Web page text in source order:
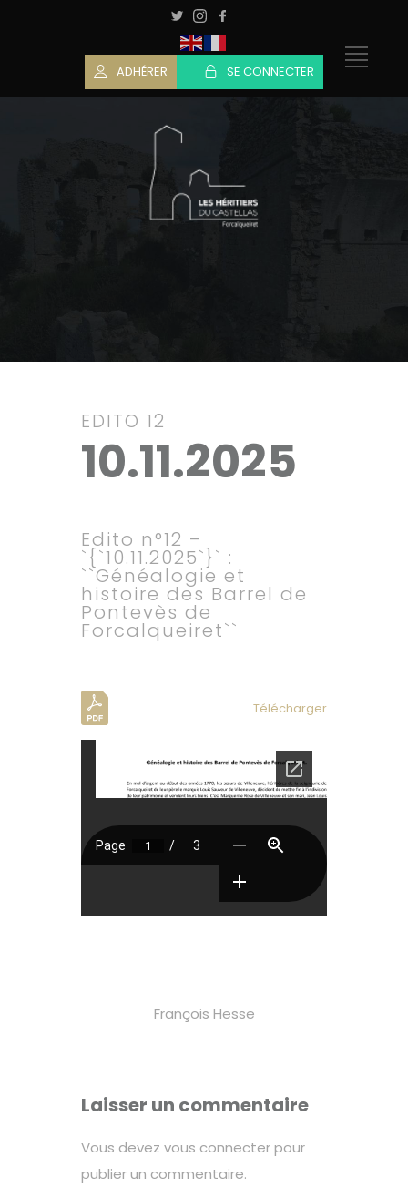
SE CONNECTER
ADHÉRER
EDITO 12
10.11.2025
Edito n°12 –
`{`10.11.2025`}` :
``Généalogie et
histoire des Barrel de
Pontevès de
Forcalqueiret``
Télécharger
François Hesse
Laisser un commentaire
Vous devez vous connecterpour
publier un commentaire.